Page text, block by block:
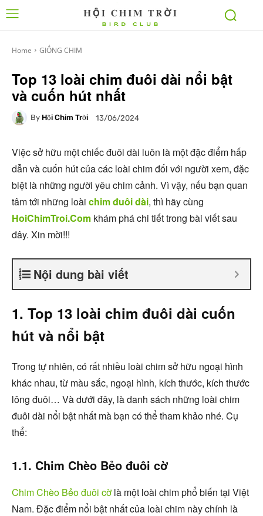
Home GIỐNG CHIM
Top 13 loài chim đuôi dài nổi bật
và cuốn hút nhất
By Hội Chim Trời 13/06/2024
Việc sở hữu một chiếc đuôi dài luôn là một đặc điểm hấp
dẫn và cuốn hút của các loài chim đối với người xem, đặc
biệt là những người yêu chim cảnh. Vì vậy, nếu bạn quan
tâm tới những loài chim đuôi dài, thì hãy cùng
HoiChimTroi.Com khám phá chi tiết trong bài viết sau
đây. Xin mời!!!
Nội dung bài viết
1. Top 13 loài chim đuôi dài cuốn
hút và nổi bật
Trong tự nhiên, có rất nhiều loài chim sở hữu ngoại hình
khác nhau, từ màu sắc, ngoại hình, kích thước, kích thước
lông đuôi… Và dưới đây, là danh sách những loài chim
đuôi dài nổi bật nhất mà bạn có thể tham khảo nhé. Cụ
thể:
1.1. Chim Chèo Bẻo đuôi cờ
Chim Chèo Bẻo đuôi cờ là một loài chim phổ biến tại Việt
Nam. Đặc điểm nổi bật nhất của loài chim này chính là